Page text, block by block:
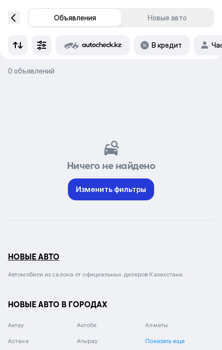
Объявления Новые авто
В кредит
0 объявлений
Ничего не найдено
Изменить фильтры
НОВЫЕ АВТО
Автомобили из салона от официальных дилеров Казахстана.
НОВЫЕ АВТО В ГОРОДАХ
Актау Актобе Алматы
Астана Атырау Показать еще